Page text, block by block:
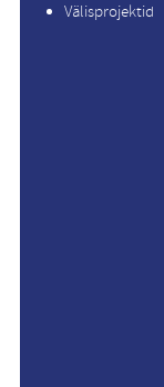
Välisprojektid